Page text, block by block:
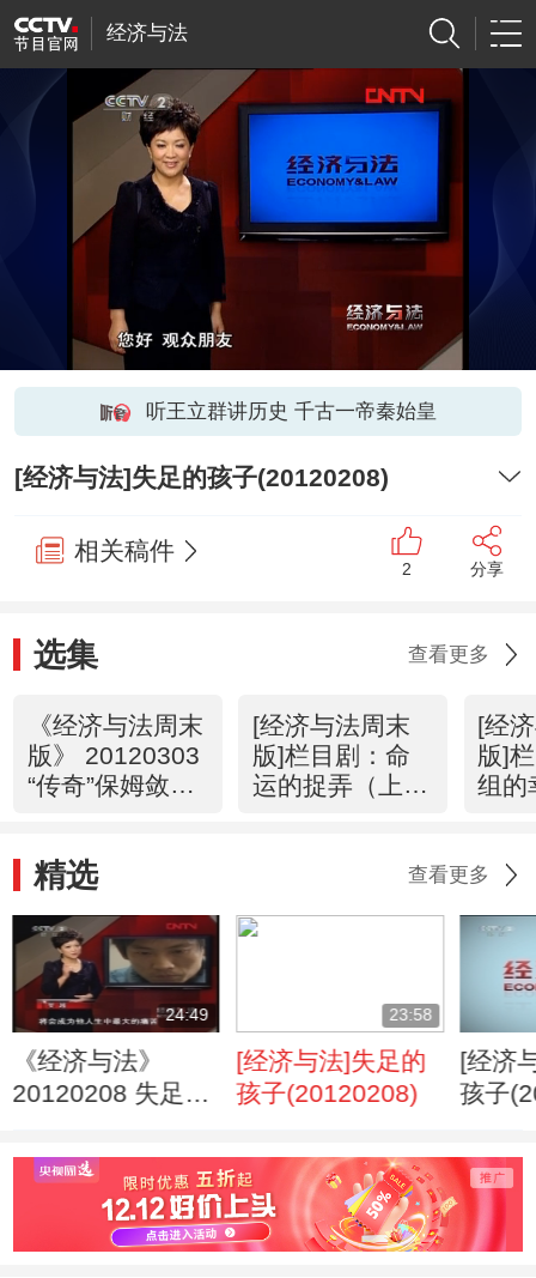
经济与法
听王立群讲历史 千古一帝秦始皇
[经济与法]失足的孩子(20120208)
相关稿件
2 分享
选集 查看更多
《经济与法周末
版》 20120303
“传奇”保姆敛财
[经济与法周末
版]栏目剧：命
运的捉弄（上）
[经
版]
组的
精选 查看更多
24:49
《经济与法》
20120208 失足的
23:58
[经济与法]失足的
孩子(20120208)
[经济
孩子